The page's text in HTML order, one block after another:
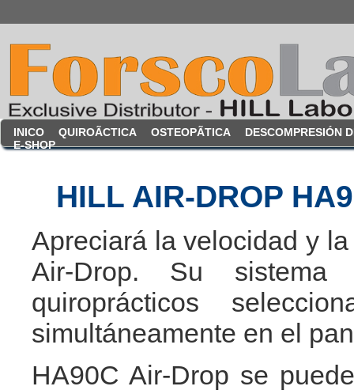
INICO QUIROÃCTICA OSTEOPÃTICA
DESCOMPRESIÓN
E-SHOP
HILL AIR-DROP
Apreciará la velocidad y
Air-Drop. Su
quiroprácticos
simultáneamente en el
HA90C Air-Drop se